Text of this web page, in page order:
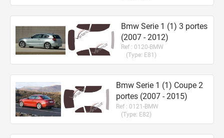
Bmw Serie 1 (1) 3 portes
(2007 - 2012)
Ref : 0120-BMW
(Type: E81 )
Bmw Serie 1 (1) Coupe 2
portes (2007 - 2015)
Ref : 0121-BMW
(Type: E82)